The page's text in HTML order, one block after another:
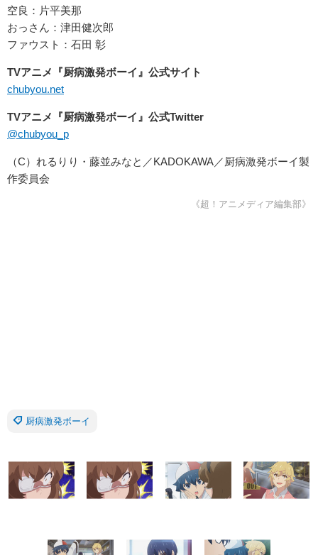
空良：片平美那
おっさん：津田健次郎
ファウスト：石田 彰
TVアニメ『厨病激発ボーイ』公式サイト
chubyou.net
TVアニメ『厨病激発ボーイ』公式Twitter
@chubyou_p
（C）れるりり・藤並みなと／KADOKAWA／厨病激発ボーイ製
作委員会
《超！アニメディア編集部》
厨病激発ボーイ